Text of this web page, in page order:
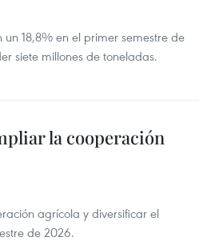
18,8% en el primer semestre de
siete millones de toneladas.
la cooperación
agrícola y diversificar el
de 2026.